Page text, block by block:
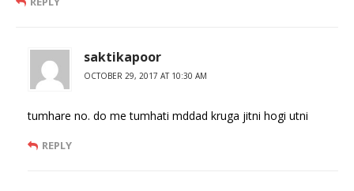
saktikapoor
OCTOBER 29, 2017 AT 10:30 AM
tumhare no. do me tumhati mddad kruga jitni hogi utni
REPLY